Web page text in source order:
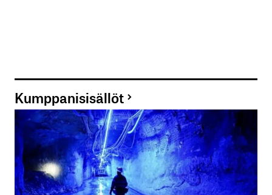
Kumppanisisällöt